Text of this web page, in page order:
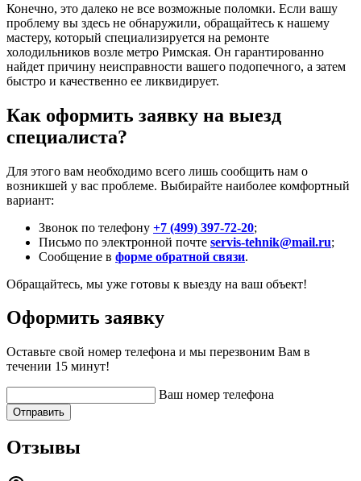
Конечно, это далеко не все возможные поломки. Если вашу
проблему вы здесь не обнаружили, обращайтесь к нашему
мастеру, который специализируется на ремонте
холодильников возле метро Римская. Он гарантированно
найдет причину неисправности вашего подопечного, а затем
быстро и качественно ее ликвидирует.
Как оформить заявку на выезд
специалиста?
Для этого вам необходимо всего лишь сообщить нам о
возникшей у вас проблеме. Выбирайте наиболее комфортный
вариант:
Звонок по телефону +7 (499) 397-72-20;
Письмо по электронной почте servis-tehnik@mail.ru;
Сообщение в форме обратной связи.
Обращайтесь, мы уже готовы к выезду на ваш объект!
Оформить заявку
Оставьте свой номер телефона и мы перезвоним Вам в
течении 15 минут!
Ваш номер телефона
Отправить
Отзывы